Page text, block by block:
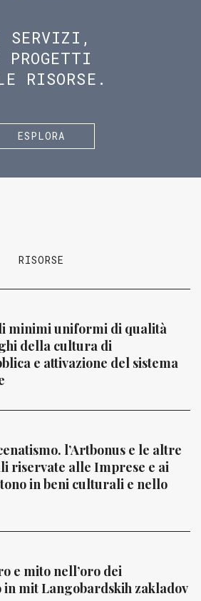
RISORSE.
ESPLORA
RISORSE
minimi uniformi di qualità
della cultura di
e attivazione del sistema
l’Artbonus e le altre
riservate alle Imprese e ai
in beni culturali e nello
e mito nell’oro dei
mit Langobardskih zakladov